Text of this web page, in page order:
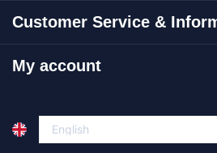
Customer Service &
My account